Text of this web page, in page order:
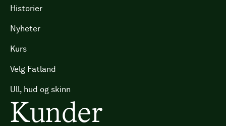
Historier
Nyheter
Kurs
Velg Fatland
Ull, hud og skinn
Kunder